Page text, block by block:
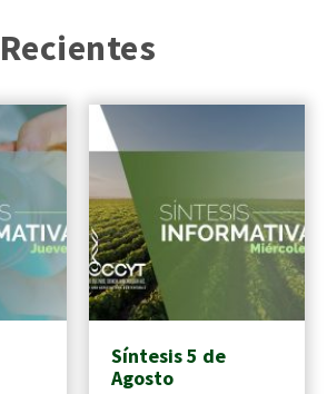
Recientes
Síntesis 5 de
Agosto